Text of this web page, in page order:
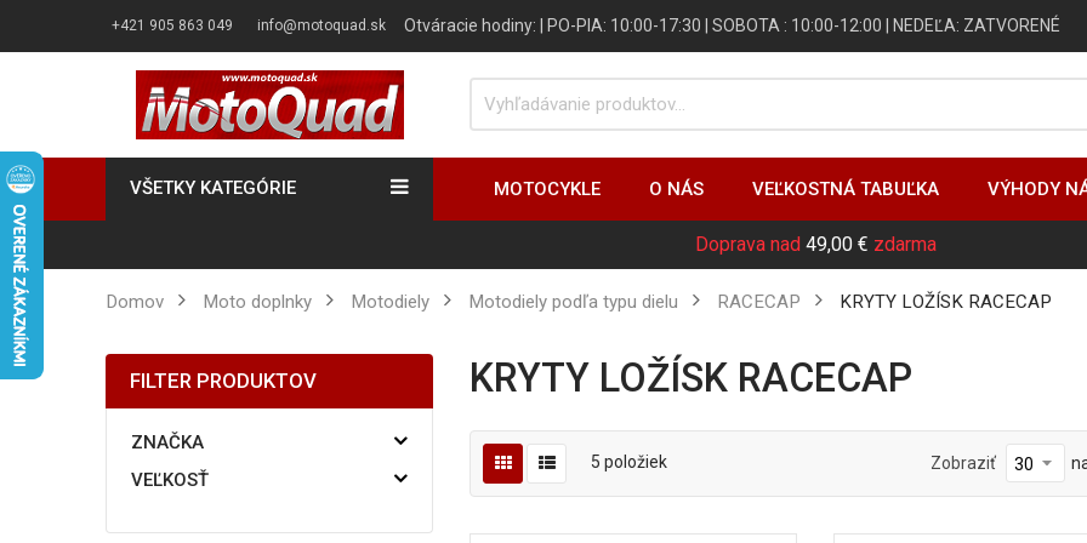
+421 905 863 049 info@motoquad.sk Otváracie hodiny: | PO-PIA: 10:00-17:30 | SOBOTA : 10:00-12:00 | NEDEĽA: ZATVORENÉ
VŠETKY KATEGÓRIE MOTOCYKLE O NÁS VEĽKOSTNÁ TABUĽKA VÝHODY
Doprava nad 49,00 € zdarma
Domov Moto doplnky motodiely motodiely podľa typu dielu RACECAP KRYTY LOŽÍSK RACECAP
KRYTY LOŽÍSK RACECAP
5 položiek Zobraziť
FILTER PRODUKTOV
ZNAČKA
VEĽKOSŤ